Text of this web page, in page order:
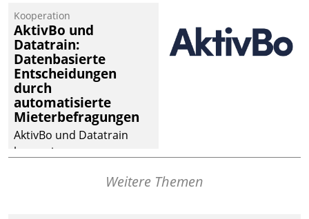
operativen
Instandhaltung in die
SAP-Systemlandschaft
deutscher
Wohnungsunternehmen
– und beschleunigt damit
den Weg vom
Mieteranliegen zum
Dienstleisterauftrag.
Kooperation
AktivBo und
Datatrain:
Datenbasierte
Entscheidungen
durch
automatisierte
Mieterbefragungen
AktivBo und Datatrain
kooperieren –
profitieren: Die nahtloseWeitere Themen